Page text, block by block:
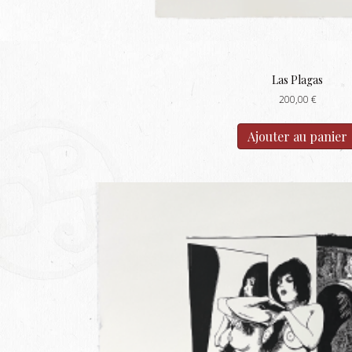
Las Plagas
200,00 €
Ajouter au panier